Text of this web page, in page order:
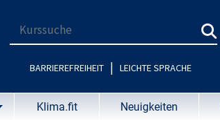
Suchbegriff für die Kurssuche eingeben
BARRIEREFREIHEIT| LEICHTE SPRACHE
Klima.fit Neuigkeiten